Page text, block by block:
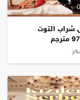
التوت